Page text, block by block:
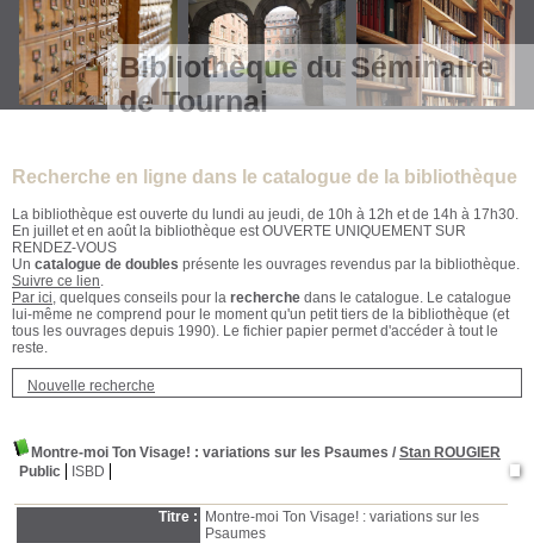
Bibliothèque du Séminaire
de Tournai
Recherche en ligne dans le catalogue de la bibliothèque
La bibliothèque est ouverte du lundi au jeudi, de 10h à 12h et de 14h à 17h30.
En juillet et en août la bibliothèque est OUVERTE UNIQUEMENT SUR
RENDEZ-VOUS
Un catalogue de doubles présente les ouvrages revendus par la bibliothèque.
Suivre ce lien.
Par ici, quelques conseils pour la recherche dans le catalogue. Le catalogue
lui-même ne comprend pour le moment qu'un petit tiers de la bibliothèque (et
tous les ouvrages depuis 1990). Le fichier papier permet d'accéder à tout le
reste.
Nouvelle recherche
Montre-moi Ton Visage! : variations sur les Psaumes / Stan ROUGIER
Public
ISBD
Titre :
Montre-moi Ton Visage! : variations sur les
Psaumes